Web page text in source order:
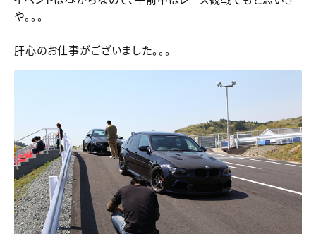
や。。。
肝心のお仕事がございました。。。